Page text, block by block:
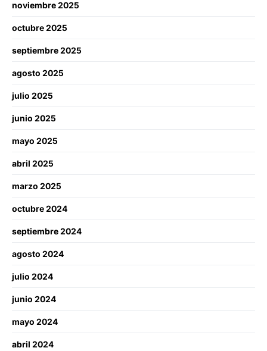
noviembre 2025
octubre 2025
septiembre 2025
agosto 2025
julio 2025
junio 2025
mayo 2025
abril 2025
marzo 2025
octubre 2024
septiembre 2024
agosto 2024
julio 2024
junio 2024
mayo 2024
abril 2024